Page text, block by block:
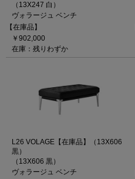
（13X247 白）
ヴォラージュ ベンチ
【在庫品】
￥902,000
在庫：残りわずか
L26 VOLAGE【在庫品】（13X606
黒）
（13X606 黒）
ヴォラージュ ベンチ